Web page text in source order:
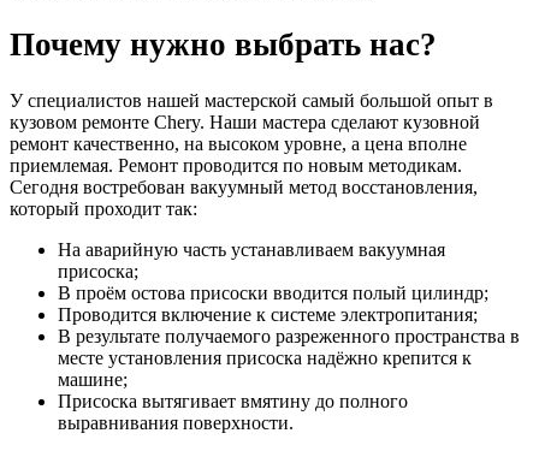
Почему нужно выбрать нас?
У специалистов нашей мастерской самый большой опыт в
кузовом ремонте Chery. Наши мастера сделают кузовной
ремонт качественно, на высоком уровне, а цена вполне
приемлемая. Ремонт проводится по новым методикам.
Сегодня востребован вакуумный метод восстановления,
который проходит так:
На аварийную часть устанавливаем вакуумная
присоска;
В проём остова присоски вводится полый цилиндр;
Проводится включение к системе электропитания;
В результате получаемого разреженного пространства в
месте установления присоска надёжно крепится к
машине;
Присоска вытягивает вмятину до полного
выравнивания поверхности.